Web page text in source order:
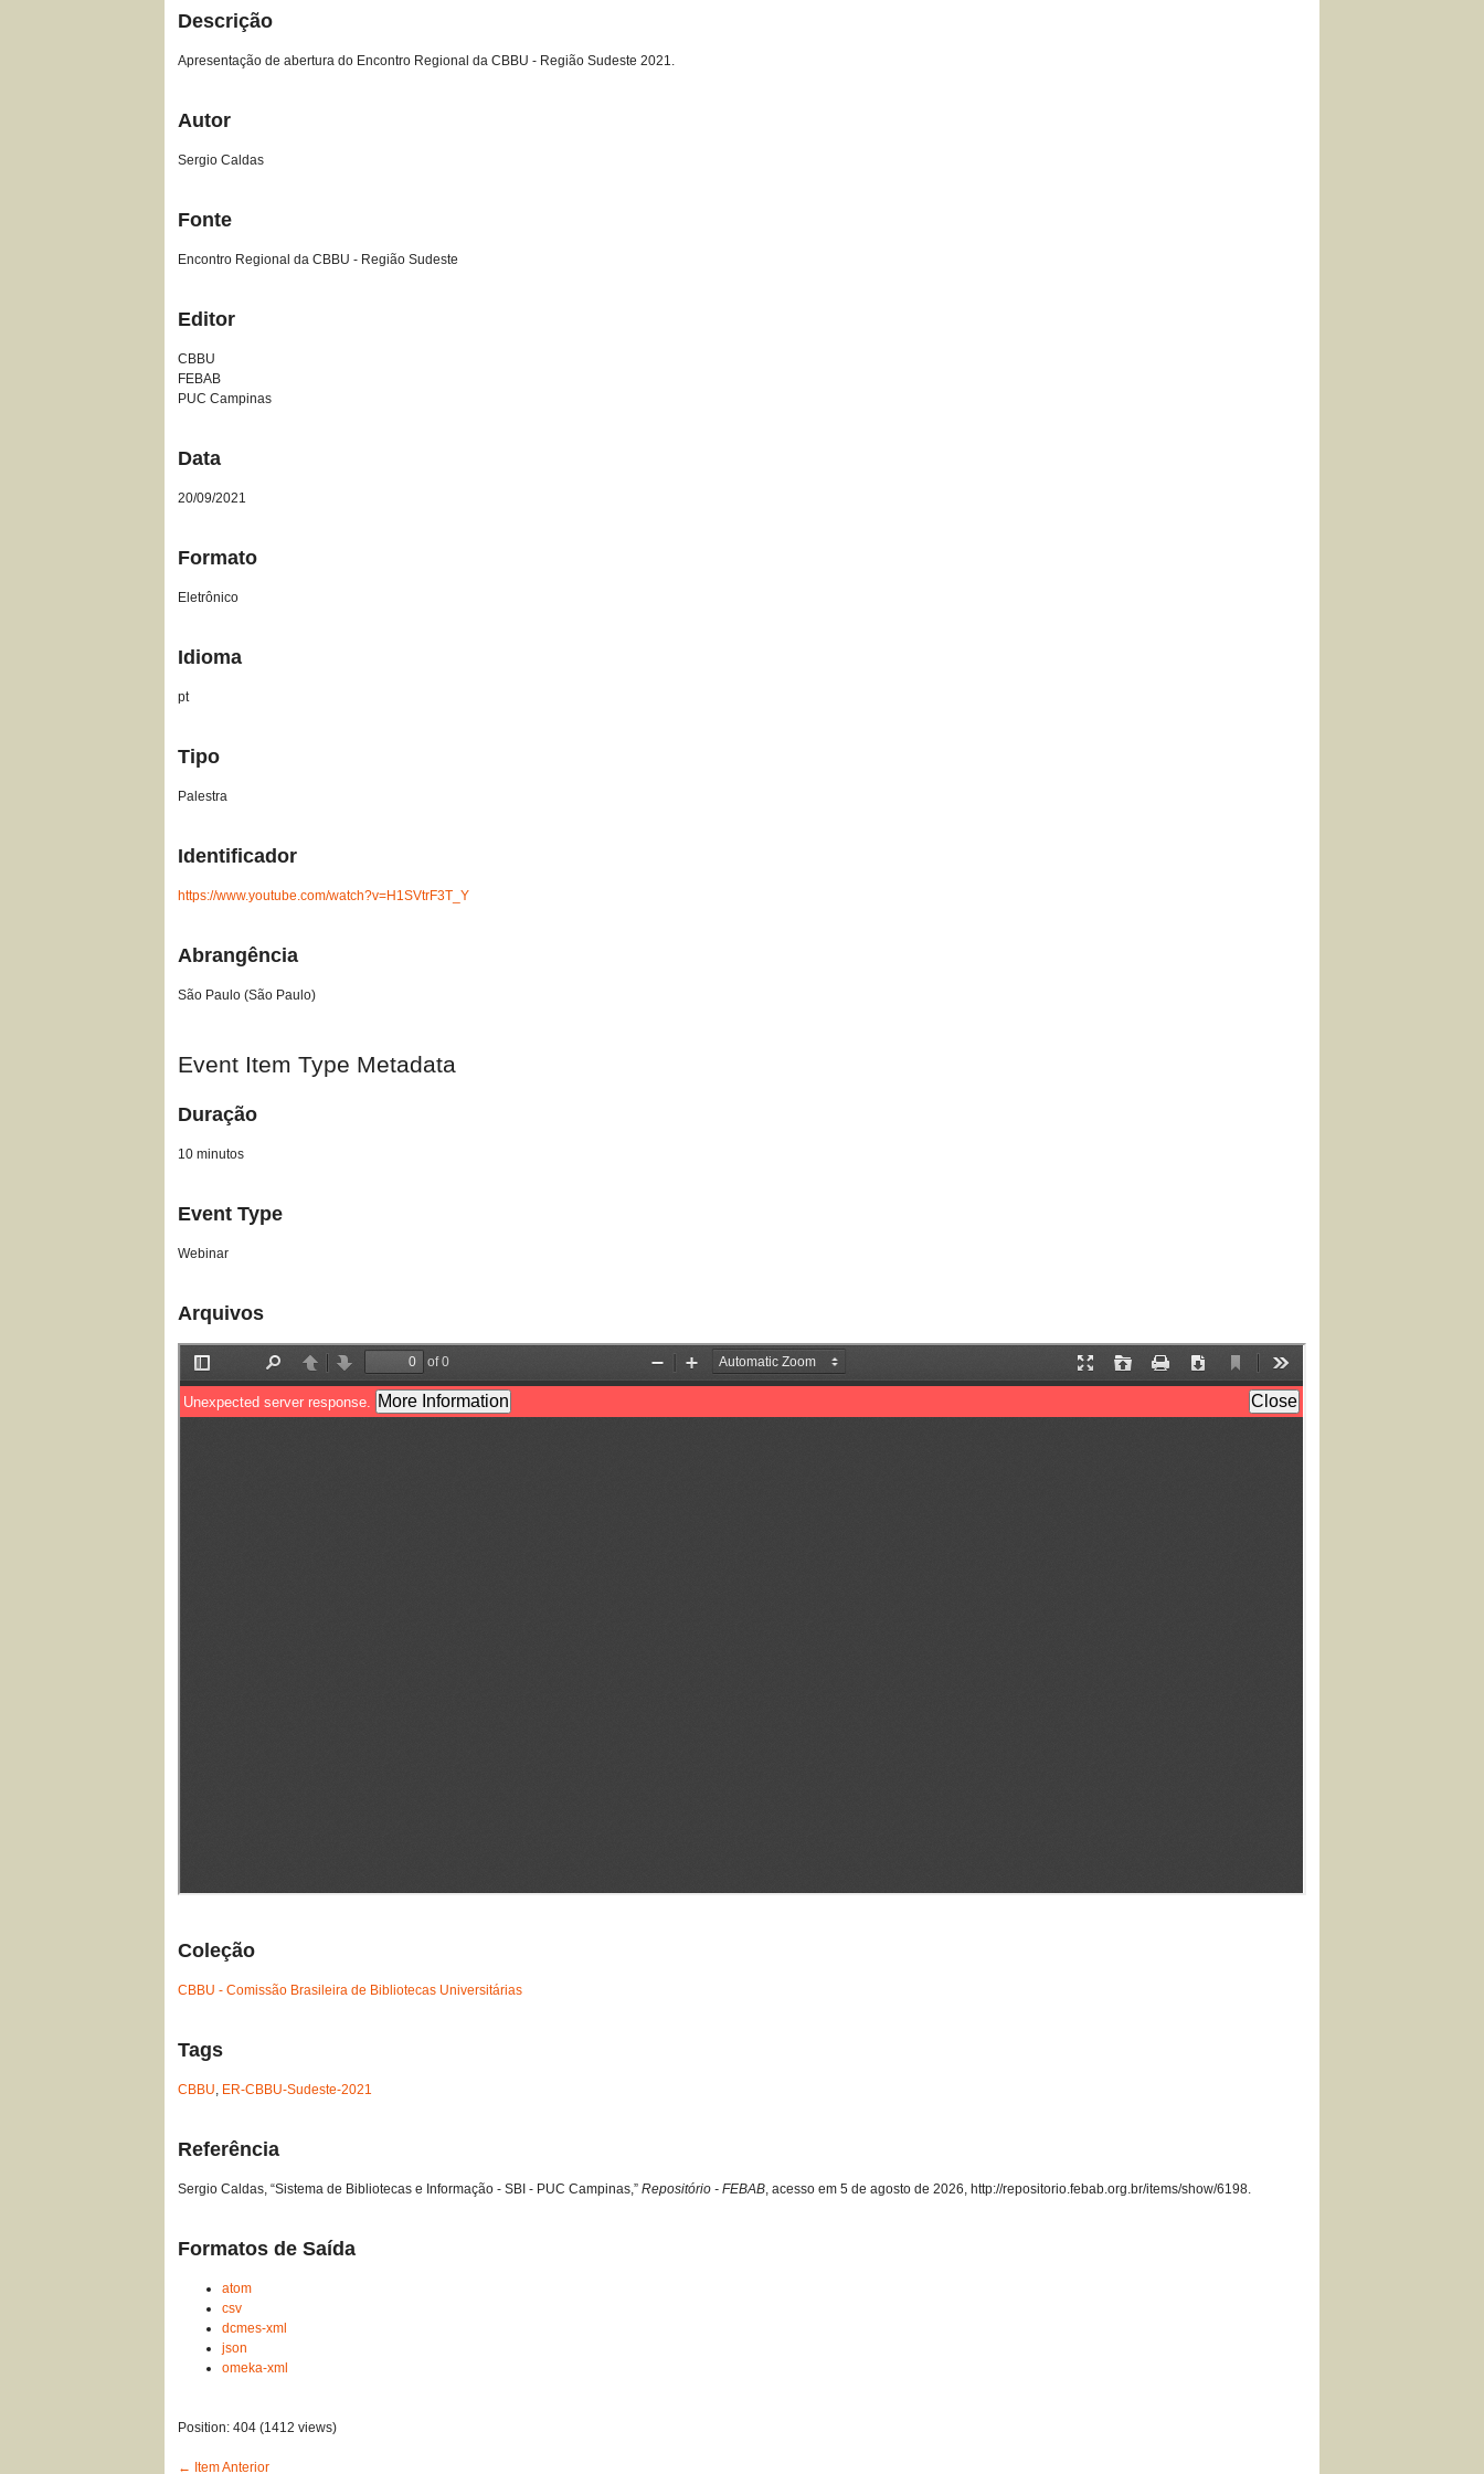
Descrição
Apresentação de abertura do Encontro Regional da CBBU - Região Sudeste 2021.
Autor
Sergio Caldas
Fonte
Encontro Regional da CBBU - Região Sudeste
Editor
CBBU
FEBAB
PUC Campinas
Data
20/09/2021
Formato
Eletrônico
Idioma
pt
Tipo
Palestra
Identificador
https://www.youtube.com/watch?v=H1SVtrF3T_Y
Abrangência
São Paulo (São Paulo)
Event Item Type Metadata
Duração
10 minutos
Event Type
Webinar
Arquivos
Coleção
CBBU - Comissão Brasileira de Bibliotecas Universitárias
Tags
CBBU, ER-CBBU-Sudeste-2021
Referência
Sergio Caldas, “Sistema de Bibliotecas e Informação - SBI - PUC Campinas,”Repositório - FEBAB, acesso em 5 de agosto de 2026, http://repositorio.febab.org.br/items/show/6198.
Formatos de Saída
atom
csv
dcmes-xml
json
omeka-xml
Position:404 (1412 views)
← Item Anterior